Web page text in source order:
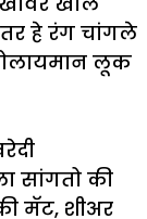
हे रंग चांगले
लूक
सांगतो की
मॅट, शीअर